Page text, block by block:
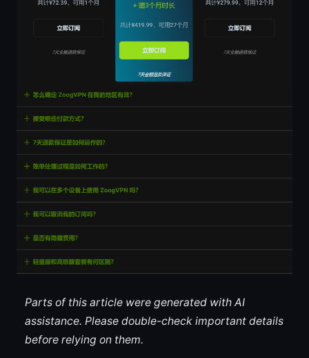
Parts of this article were generated with AI
assistance. Please double-check important details
before relying on them.